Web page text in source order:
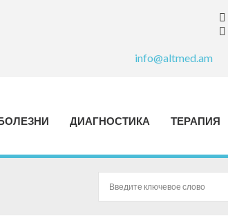
info@altmed.am
ДИАГНОСТИКА ТЕРАПИЯ